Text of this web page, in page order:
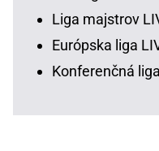
Liga majstrov
Európska liga
Konferenčná